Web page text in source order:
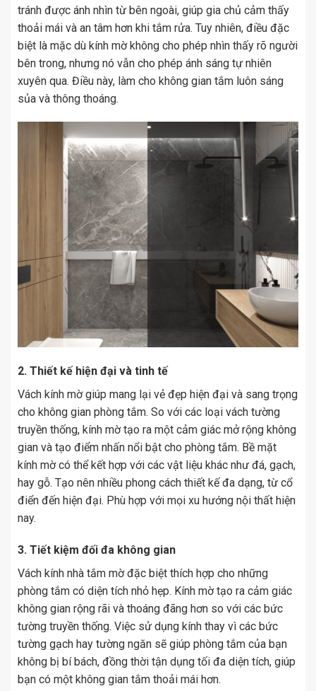
tránh được ánh nhìn từ bên ngoài, giúp gia chủ cảm thấy
thoải mái và an tâm hơn khi tắm rửa. Tuy nhiên, điều đặc
biệt là mặc dù kính mờ không cho phép nhìn thấy rõ người
bên trong, nhưng nó vẫn cho phép ánh sáng tự nhiên
xuyên qua. Điều này, làm cho không gian tắm luôn sáng
sủa và thông thoáng.
2. Thiết kế hiện đại và tinh tế
Vách kính mờ giúp mang lại vẻ đẹp hiện đại và sang trọng
cho không gian phòng tắm. So với các loại vách tường
truyền thống, kính mờ tạo ra một cảm giác mở rộng không
gian và tạo điểm nhấn nổi bật cho phòng tắm. Bề mặt
kính mờ có thể kết hợp với các vật liệu khác như đá, gạch,
hay gỗ. Tạo nên nhiều phong cách thiết kế đa dạng, từ cổ
điển đến hiện đại. Phù hợp với mọi xu hướng nội thất hiện
nay.
3. Tiết kiệm đối đa không gian
Vách kính nhà tắm mờ đặc biệt thích hợp cho những
phòng tắm có diện tích nhỏ hẹp. Kính mờ tạo ra cảm giác
không gian rộng rãi và thoáng đãng hơn so với các bức
tường truyền thống. Việc sử dụng kính thay vì các bức
tường gạch hay tường ngăn sẽ giúp phòng tắm của bạn
không bị bí bách, đồng thời tận dụng tối đa diện tích, giúp
bạn có một không gian tắm thoải mái hơn.